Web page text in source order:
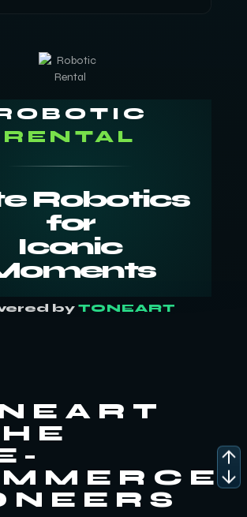
RENTAL
Robotics
for
Iconic
by TONEART